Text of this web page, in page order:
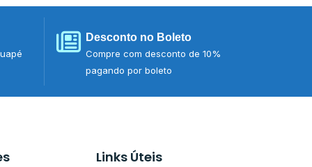
Desconto no Boleto
Compre com desconto de 10%
pagando por boleto
Links Úteis